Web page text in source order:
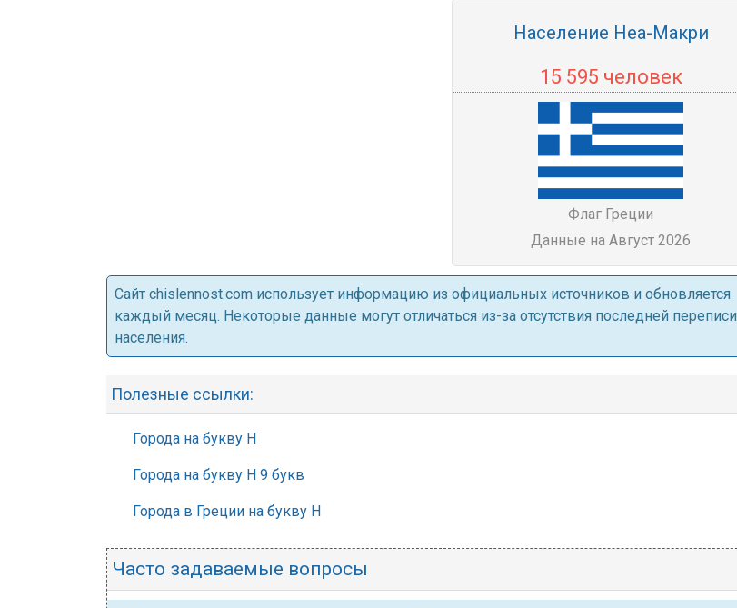
Население Неа-Макри
15 595 человек
Флаг Греции
Данные на Август 2026
Cайт chislennost.com использует информацию из официальных источников и обновляется
каждый месяц. Некоторые данные могут отличаться из-за отсутствия последней переписи
населения.
Полезные ссылки:
Города на букву Н
Города на букву Н 9 букв
Города в Греции на букву Н
Часто задаваемые вопросы